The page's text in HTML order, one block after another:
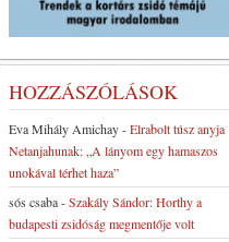
HOZZÁSZÓLÁSOK
Eva Mihály Amichay-Elrabolt túsz anyja
Netanjahunak: „A lányom egy hamaszos
unokával térhet haza”
sós csaba-Szakály Sándor: Horthy a
budapesti zsidóság megmentője volt